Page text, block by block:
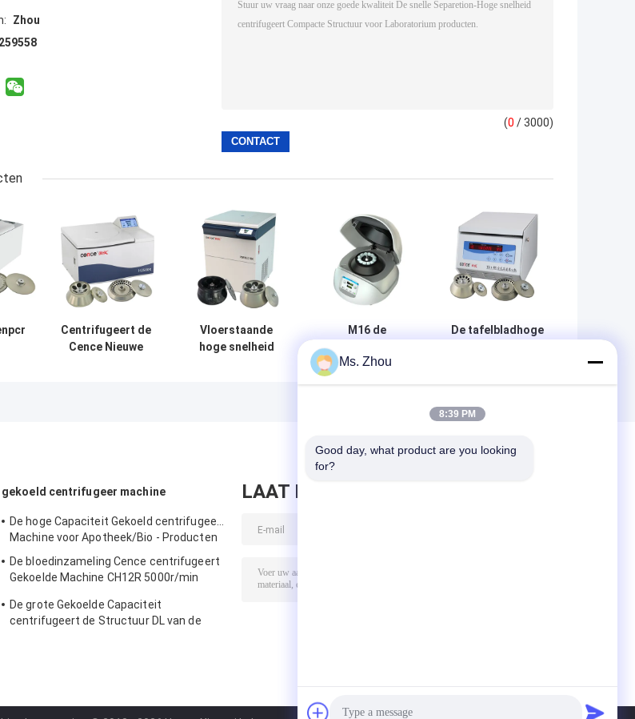
Zhou
(0 / 3000)
Centrifugeert de
Cence Nieuwe
Vloerstaande
hoge snelheid
M16 de
Hoekrotor van
Mini High Speed
Centrifuge With
De tafelbladhoge
Hoekrotoren
gekoeld centrifugeer machine
De hoge Capaciteit Gekoeld centrifugeert
Machine voor Apotheek/Bio - Producten
De bloedinzameling Cence centrifugeert
Gekoelde Machine CH12R 5000r/min
De grote Gekoelde Capaciteit
centrifugeert de Structuur DL van de
LAAT BERICHT ACHTER
Ms. Zhou
8:39 PM
Good day, what product are you looking
for?